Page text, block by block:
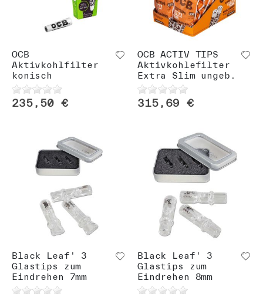
OCB
Aktivkohlfilter
konisch
235,50 €
OCB ACTIV TIPS
Aktivkohlefilter
Extra Slim ungeb.
315,69 €
Black Leaf' 3
Glastips zum
Eindrehen 7mm
Black Leaf' 3
Glastips zum
Eindrehen 8mm